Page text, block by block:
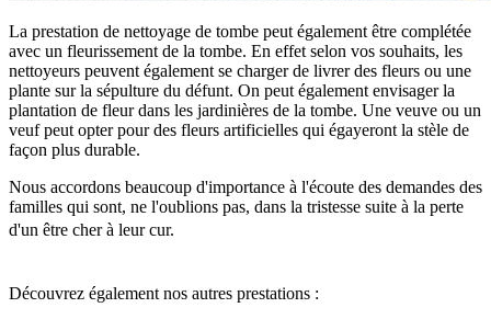
La prestation de nettoyage de tombe peut également être complétée
avec un fleurissement de la tombe. En effet selon vos souhaits, les
nettoyeurs peuvent également se charger de livrer des fleurs ou une
plante sur la sépulture du défunt. On peut également envisager la
plantation de fleur dans les jardinières de la tombe. Une veuve ou un
veuf peut opter pour des fleurs artificielles qui égayeront la stèle de
façon plus durable.
Nous accordons beaucoup d'importance à l'écoute des demandes des
familles qui sont, ne l'oublions pas, dans la tristesse suite à la perte
d'un être cher à leur cur.
Découvrez également nos autres prestations :